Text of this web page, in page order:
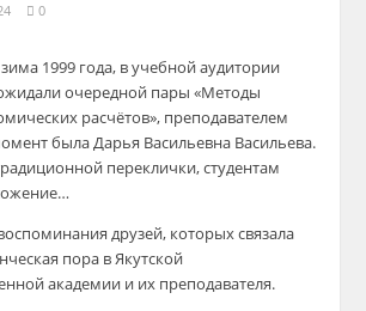
0
1999 года, в учебной аудитории
очередной пары «Методы
расчётов», преподавателем
была Дарья Васильевна Васильева.
переклички, студентам
друзей, которых связала
пора в Якутской
академии и их преподавателя.